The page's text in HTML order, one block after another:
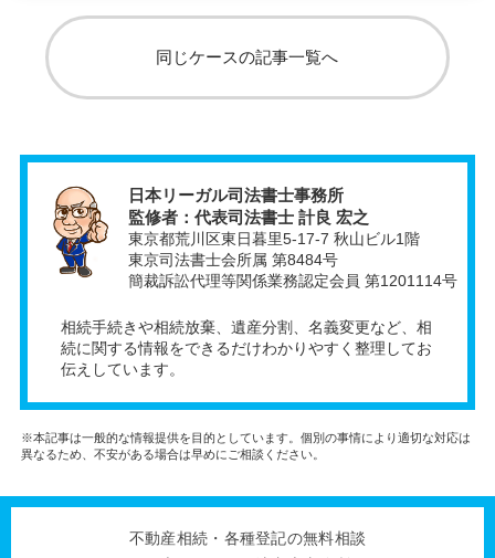
同じケースの記事一覧へ
日本リーガル司法書士事務所
監修者：代表司法書士 計良 宏之
東京都荒川区東日暮里5-17-7 秋山ビル1階
東京司法書士会所属 第8484号
簡裁訴訟代理等関係業務認定会員 第1201114号
相続手続きや相続放棄、遺産分割、名義変更など、相
続に関する情報をできるだけわかりやすく整理してお
伝えしています。
※本記事は一般的な情報提供を目的としています。個別の事情により適切な対応は
異なるため、不安がある場合は早めにご相談ください。
不動産相続・各種登記の無料相談